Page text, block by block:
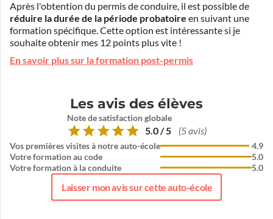
Après l'obtention du permis de conduire, il est possible de
réduire la durée de la période probatoire en suivant une
formation spécifique. Cette option est intéressante si je
souhaite obtenir mes 12 points plus vite !
En savoir plus sur la formation post-permis
Les avis des élèves
Note de satisfaction globale
5.0 / 5 (5 avis)
Vos premières visites à notre auto-école
Votre formation au code
Votre formation à la conduite
4.9
5.0
5.0
Laisser mon avis sur cette auto-école